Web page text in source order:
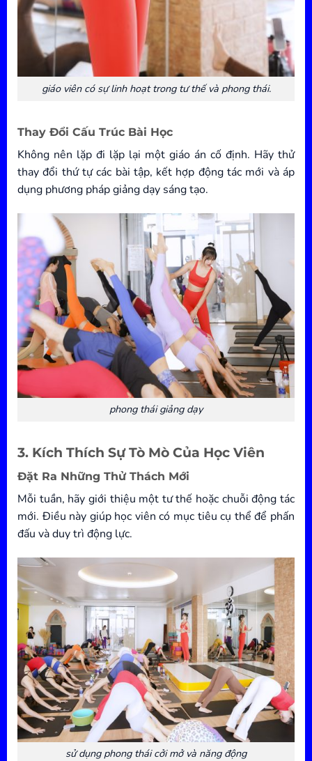
giáo viên có sự linh hoạt trong tư thế và phong thái.
Thay Đổi Cấu Trúc Bài Học
Không nên lặp đi lặp lại một giáo án cố định. Hãy thử
thay đổi thứ tự các bài tập, kết hợp động tác mới và áp
dụng phương pháp giảng dạy sáng tạo.
phong thái giảng dạy
3. Kích Thích Sự Tò Mò Của Học Viên
Đặt Ra Những Thử Thách Mới
Mỗi tuần, hãy giới thiệu một tư thế hoặc chuỗi động tác
mới. Điều này giúp học viên có mục tiêu cụ thể để phấn
đấu và duy trì động lực.
sử dụng phong thái cởi mở và năng động